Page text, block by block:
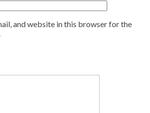
and website in this browser for the